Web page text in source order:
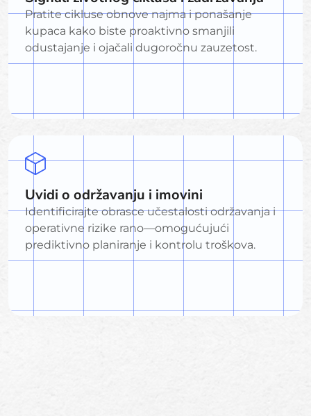
Pratite cikluse obnove najma i ponašanje
kupaca kako biste proaktivno smanjili
odustajanje i ojačali dugoročnu zauzetost.
Uvidi o održavanju i imovini
Identificirajte obrasce učestalosti održavanja i
operativne rizike rano—omogućujući
prediktivno planiranje i kontrolu troškova.